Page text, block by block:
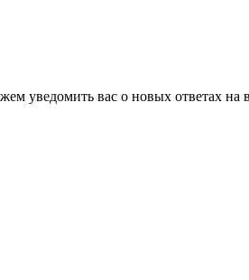
уведомить вас о новых ответах на